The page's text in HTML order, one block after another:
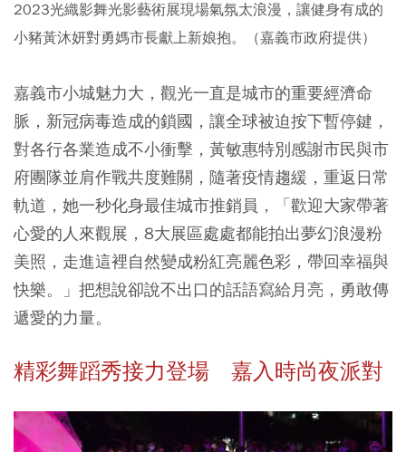
2023光織影舞光影藝術展現場氣氛太浪漫，讓健身有成的
小豬黃沐妍對勇媽市長獻上新娘抱。（嘉義市政府提供）
嘉義市小城魅力大，觀光一直是城市的重要經濟命
脈，新冠病毒造成的鎖國，讓全球被迫按下暫停鍵，
對各行各業造成不小衝擊，黃敏惠特別感謝市民與市
府團隊並肩作戰共度難關，隨著疫情趨緩，重返日常
軌道，她一秒化身最佳城市推銷員，「歡迎大家帶著
心愛的人來觀展，8大展區處處都能拍出夢幻浪漫粉
美照，走進這裡自然變成粉紅亮麗色彩，帶回幸福與
快樂。」把想說卻說不出口的話語寫給月亮，勇敢傳
遞愛的力量。
精彩舞蹈秀接力登場 嘉入時尚夜派對